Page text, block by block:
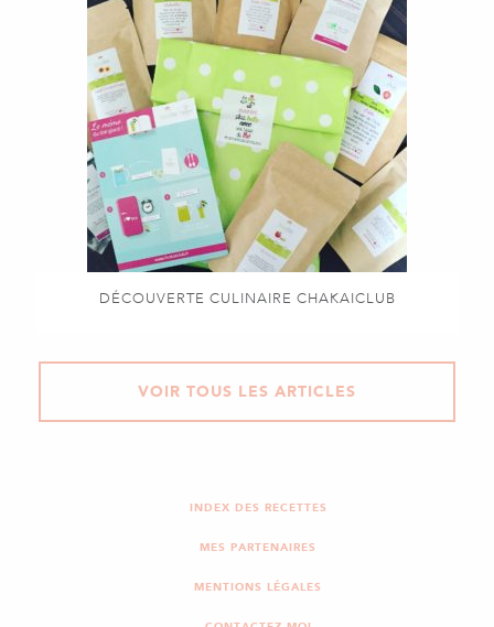
DÉCOUVERTE CULINAIRE CHAKAICLUB
VOIR TOUS LES ARTICLES
INDEX DES RECETTES
MES PARTENAIRES
MENTIONS LÉGALES